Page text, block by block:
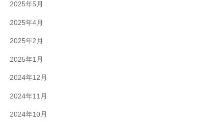
2025年5月
2025年4月
2025年2月
2025年1月
2024年12月
2024年11月
2024年10月